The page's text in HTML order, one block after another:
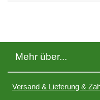
Mehr über...
Versand & Lieferung &